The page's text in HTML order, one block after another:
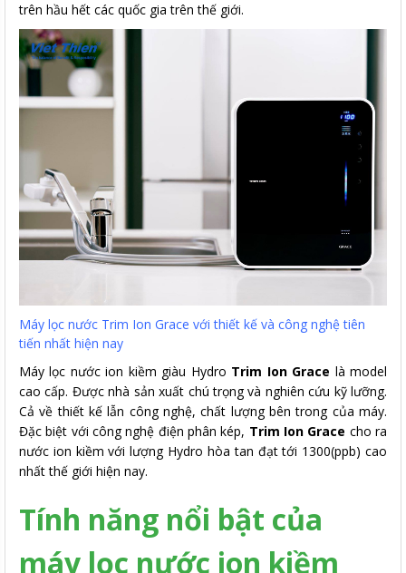
trên hầu hết các quốc gia trên thế giới.
Máy lọc nước Trim Ion Grace với thiết kế và công nghệ tiên
tiến nhất hiện nay
Máy lọc nước ion kiềm giàu Hydro Trim Ion Grace là model
cao cấp. Được nhà sản xuất chú trọng và nghiên cứu kỹ lưỡng.
Cả về thiết kế lẫn công nghệ, chất lượng bên trong của máy.
Đặc biệt với công nghệ điện phân kép, Trim Ion Grace cho ra
nước ion kiềm với lượng Hydro hòa tan đạt tới 1300(ppb) cao
nhất thế giới hiện nay.
Tính năng nổi bật của
máy lọc nước ion kiềm